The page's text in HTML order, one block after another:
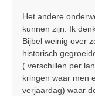
Het andere
kunnen zijn. Ik
Bijbel weinig over
historisch
( verschillen per
kringen waar men
verjaardag) waar